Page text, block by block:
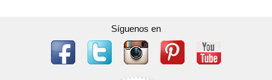
Síguenos en